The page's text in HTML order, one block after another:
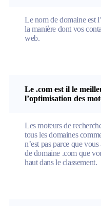
Le nom de domaine est
la manière dont vos
web.
Le .com est il le
l’optimisation des
Les moteurs de
tous les domaines
n’est pas parce que
de domaine .com que
haut dans le classement.